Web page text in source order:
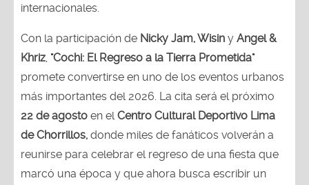
internacionales.
Con la participación de Nicky Jam, Wisin y Angel &
Khriz, "Cochi: El Regreso a la Tierra Prometida"
promete convertirse en uno de los eventos urbanos
más importantes del 2026. La cita será el próximo
22 de agosto en elCentro Cultural Deportivo Lima
de Chorrillos, donde miles de fanáticos volverán a
reunirse para celebrar el regreso de una fiesta que
marcó una época y que ahora busca escribir un